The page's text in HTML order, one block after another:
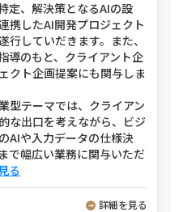
定、解決策となるAIの設
携したAI開発プロジェクト
行していだきます。また、
導のもと、クライアント企
クト企画提案にも関与しま
型テーマでは、クライアン
な出口を考えながら、ビジ
AIや入力データの仕様決
で幅広い業務に関与いただ
る
詳細を見る